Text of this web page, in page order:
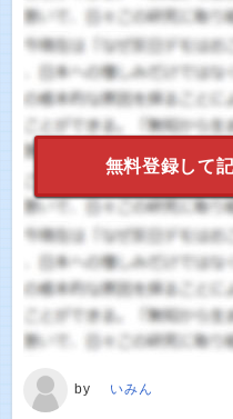
無料登録して
by いみん